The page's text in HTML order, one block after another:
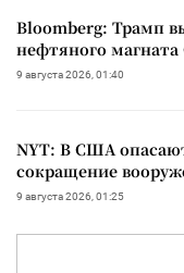
Bloomberg: Трамп
нефтяного
9 августа 2026, 01:40
NYT: В США
сокращение
9 августа 2026, 01:25